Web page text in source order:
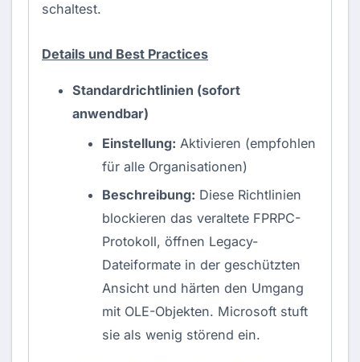
schaltest.
Details und Best Practices
Standardrichtlinien (sofort
anwendbar)
Einstellung: Aktivieren (empfohlen
für alle Organisationen)
Beschreibung: Diese Richtlinien
blockieren das veraltete FPRPC-
Protokoll, öffnen Legacy-
Dateiformate in der geschützten
Ansicht und härten den Umgang
mit OLE-Objekten. Microsoft stuft
sie als wenig störend ein.